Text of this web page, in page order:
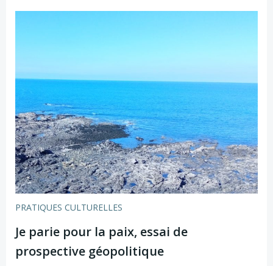
PRATIQUES CULTURELLES
Je parie pour la paix, essai de
prospective géopolitique